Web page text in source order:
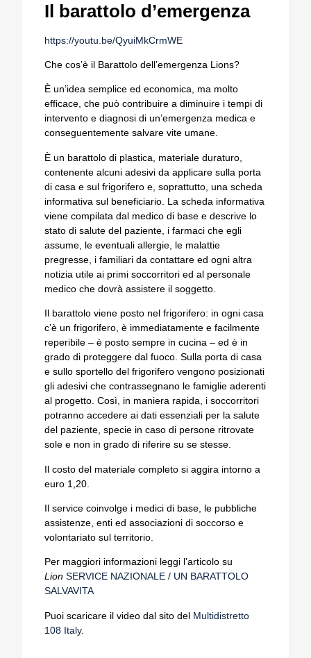
Il barattolo d’emergenza
https://youtu.be/QyuiMkCrmWE
Che cos’è il Barattolo dell’emergenza Lions?
È un’idea semplice ed economica, ma molto
efficace, che può contribuire a diminuire i tempi di
intervento e diagnosi di un’emergenza medica e
conseguentemente salvare vite umane.
È un barattolo di plastica, materiale duraturo,
contenente alcuni adesivi da applicare sulla porta
di casa e sul frigorifero e, soprattutto, una scheda
informativa sul beneficiario. La scheda informativa
viene compilata dal medico di base e descrive lo
stato di salute del paziente, i farmaci che egli
assume, le eventuali allergie, le malattie
pregresse, i familiari da contattare ed ogni altra
notizia utile ai primi soccorritori ed al personale
medico che dovrà assistere il soggetto.
Il barattolo viene posto nel frigorifero: in ogni casa
c’è un frigorifero, è immediatamente e facilmente
reperibile – è posto sempre in cucina – ed è in
grado di proteggere dal fuoco. Sulla porta di casa
e sullo sportello del frigorifero vengono posizionati
gli adesivi che contrassegnano le famiglie aderenti
al progetto. Così, in maniera rapida, i soccorritori
potranno accedere ai dati essenziali per la salute
del paziente, specie in caso di persone ritrovate
sole e non in grado di riferire su se stesse.
Il costo del materiale completo si aggira intorno a
euro 1,20.
Il service coinvolge i medici di base, le pubbliche
assistenze, enti ed associazioni di soccorso e
volontariato sul territorio.
Per maggiori informazioni leggi l’articolo su
Lion SERVICE NAZIONALE / UN BARATTOLO
SALVAVITA
Puoi scaricare il video dal sito del Multidistretto
108 Italy.